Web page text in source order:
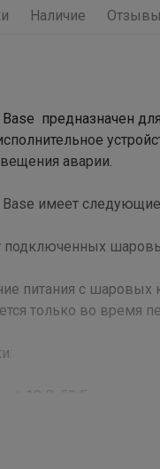
Наличие
предназначен
аварии.
Base имеет
подключенных
питания с
только во время
5 А